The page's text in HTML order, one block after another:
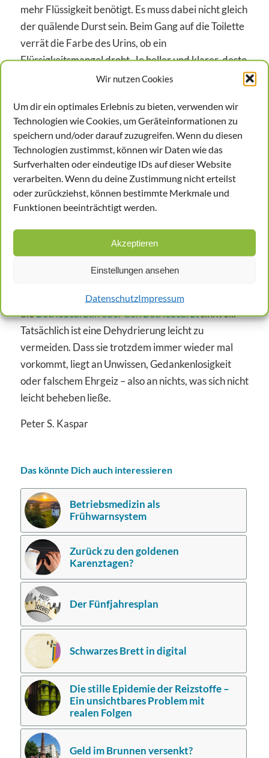
Wir nutzen Cookies
Um dir ein optimales Erlebnis zu bieten, verwenden wir
Technologien wie Cookies, um Geräteinformationen zu
speichern und/oder darauf zuzugreifen. Wenn du diesen
Technologien zustimmst, können wir Daten wie das
Surfverhalten oder eindeutige IDs auf dieser Website
verarbeiten. Wenn du deine Zustimmung nicht erteilst
oder zurückziehst, können bestimmte Merkmale und
Funktionen beeinträchtigt werden.
Akzeptieren
Einstellungen ansehen
DatenschutzImpressum
mehr Flüssigkeit benötigt. Es muss dabei nicht gleich
der quälende Durst sein. Beim Gang auf die Toilette
verrät die Farbe des Urins, ob ein
Flüssigkeitsmangel droht. Je heller und klarer, desto
besser. Dunkel und trüb ist ein Alarmzeichen, dass
ausgetrocknete Schleimhäute sind kein gutes
Zeichen. Müdigkeit an heißen Tagen ist zwar
scheinbar normal, aber eben auch oft auf einen
Mangel an Flüssigkeitszufuhr zurückzuführen.
Wie beugt man vor?
Als Arbeitgeber ist es sinnvoll, an heißen Tagen
ausreichend Getränke zur Verfügung zu stellen. Eine
effektive Kühlung der Arbeitsräume ist ebenfalls
gedeutet werden, ist auch eine Aufklärung durch
dieBetriebsärztin oder den Betriebsarztsinnvoll.
Tatsächlich ist eine Dehydrierung leicht zu
vermeiden. Dass sie trotzdem immer wieder mal
vorkommt, liegt an Unwissen, Gedankenlosigkeit
oder falschem Ehrgeiz – also an nichts, was sich nicht
leicht beheben ließe.
Peter S. Kaspar
Das könnte Dich auch interessieren
Betriebsmedizin als
Frühwarnsystem
Zurück zu den goldenen
Karenztagen?
Der Fünfjahresplan
Schwarzes Brett in digital
Die stille Epidemie der Reizstoffe –
Ein unsichtbares Problem mit
realen Folgen
Geld im Brunnen versenkt?